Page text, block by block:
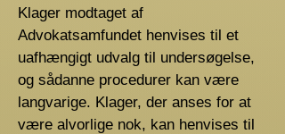
Klager modtaget af
Advokatsamfundet henvises til et
uafhængigt udvalg til undersøgelse,
og sådanne procedurer kan være
langvarige. Klager, der anses for at
være alvorlige nok, kan henvises til